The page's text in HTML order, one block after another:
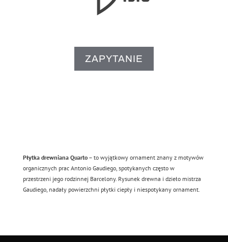
ZAPYTANIE
Płytka drewniana Quarto– to wyjątkowy ornament znany z motywów
organicznych prac Antonio Gaudiego, spotykanych często w
przestrzeni jego rodzinnej Barcelony. Rysunek drewna i dzieło mistrza
Gaudiego, nadały powierzchni płytki ciepły i niespotykany ornament.